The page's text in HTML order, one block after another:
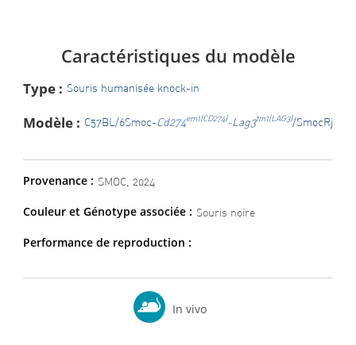
Caractéristiques du modèle
Type : Souris humanisée knock-in
Modèle : C57BL/6Smoc-Cd274em1(CD274)-Lag3tm1(LAG3)/SmocRj
Provenance : SMOC, 2024
Couleur et Génotype associée : Souris noire
Performance de reproduction :
In vivo